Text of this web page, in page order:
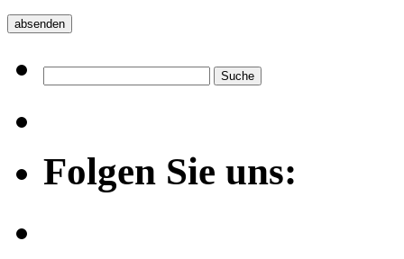
Folgen Sie uns: